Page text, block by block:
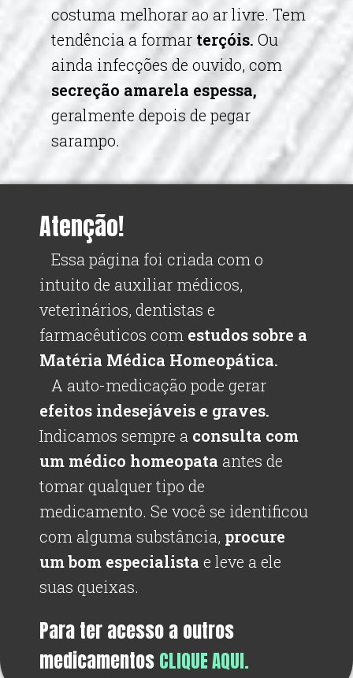
costuma melhorar ao ar livre. Tem
tendência a formar terçóis.Ou
ainda infecções de ouvido, com
secreção amarela espessa,
geralmente depois de pegar
sarampo.
Atenção!
Essa página foi criada com o
intuito de auxiliar médicos,
veterinários, dentistas e
farmacêuticos com estudos sobre a
Matéria Médica Homeopática.
A auto-medicação pode gerar
efeitos indesejáveis e graves.
Indicamos sempre a consulta com
um médico homeopata antes de
tomar qualquer tipo de
medicamento. Se você se identificou
com alguma substância, procure
um bom especialista e leve a ele
suas queixas.
Para ter acesso a outros
medicamentos CLIQUE AQUI.